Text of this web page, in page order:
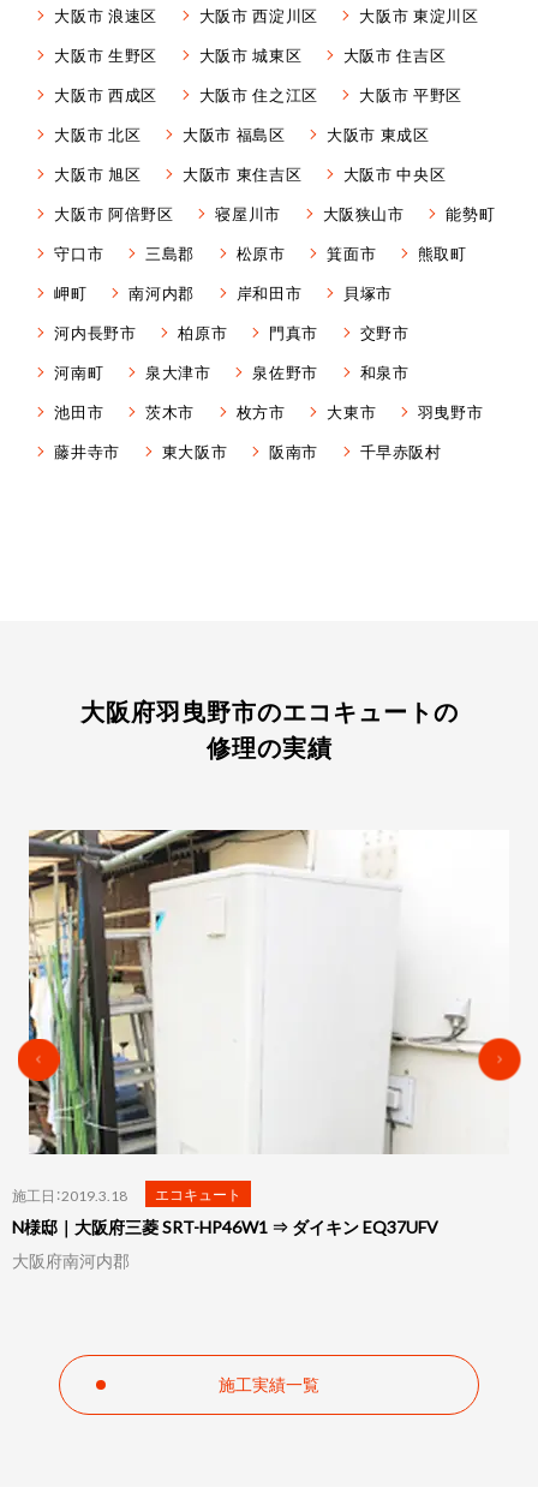
大阪市 浪速区
大阪市 西淀川区
大阪市 東淀川区
大阪市 生野区
大阪市 城東区
大阪市 住吉区
大阪市 西成区
大阪市 住之江区
大阪市 平野区
大阪市 北区
大阪市 福島区
大阪市 東成区
大阪市 旭区
大阪市 東住吉区
大阪市 中央区
大阪市 阿倍野区
寝屋川市 大阪狭山市
能勢町
守口市
三島郡 松原市 箕面市
熊取町
岬町
南河内郡 岸和田市
貝塚市
河内長野市
柏原市 門真市
交野市
河南町
泉大津市 泉佐野市
和泉市
池田市
茨木市 枚方市 大東市
羽曳野市
藤井寺市
東大阪市 阪南市 千早赤阪村
大阪府羽曳野市のエコキュートの
修理の実績
施工日：2019.3.10 エコキュート
K様邸｜大阪府Panasonic HE-K37AQ ⇒ ダイキン EQ46UFV
大阪府泉佐野市
施工実績一覧